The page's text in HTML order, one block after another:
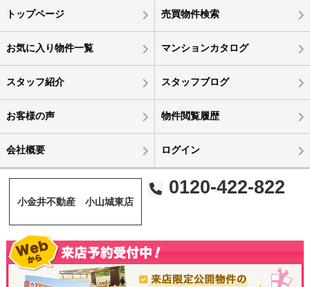
トップページ 売買物件検索
お気に入り物件一覧 マンションカタログ
スタッフ紹介 スタッフブログ
お客様の声 物件閲覧履歴
会社概要 ログイン
小金井不動産 小山城東店
0120-422-822